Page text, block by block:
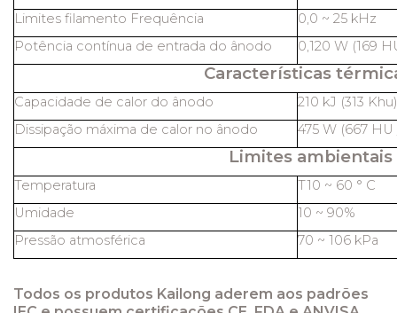
Limites filamento Frequência
0,0 ~ 25 kHz
Potência contínua de entrada do ânodo
0,120 W (169
Características
Capacidade de calor do ânodo
210 kJ (313 Khu)
Dissipação máxima de calor no ânodo
475 W (667 HU
Limites ambientais
Temperatura
T10 ~ 60 ° C
Umidade
10 ~ 90%
Pressão atmosférica
70 ~ 106 kPa
Todos os produtos Kailong aderem aos padrões